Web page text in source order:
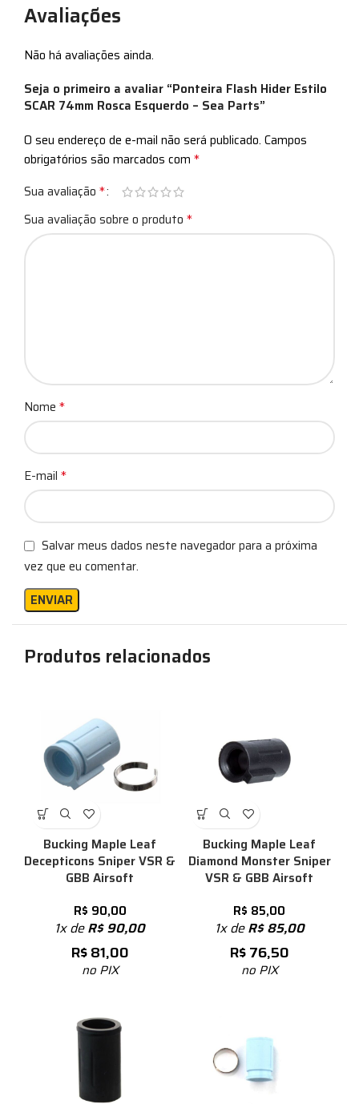
Avaliações
Não há avaliações ainda.
Seja o primeiro a avaliar “Ponteira Flash Hider Estilo
SCAR 74mm Rosca Esquerdo – Sea Parts”
O seu endereço de e-mail não será publicado. Campos
obrigatórios são marcados com *
Sua avaliação *
Sua avaliação sobre o produto *
Nome *
E-mail *
Salvar meus dados neste navegador para a próxima
vez que eu comentar.
Produtos relacionados
Bucking Maple Leaf
Decepticons Sniper VSR &
GBB Airsoft
R$ 90,00
1x deR$90,00
R$81,00
no PIX
Bucking Maple Leaf
Diamond Monster Sniper
VSR & GBB Airsoft
R$ 85,00
1x deR$85,00
R$76,50
no PIX